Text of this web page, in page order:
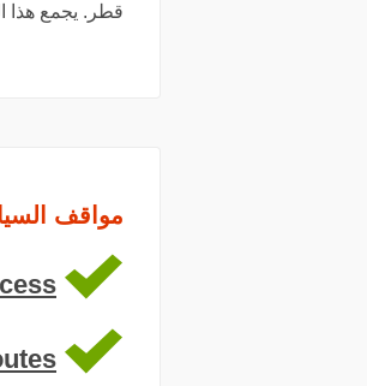
قطر. يجمع هذا
مواقف